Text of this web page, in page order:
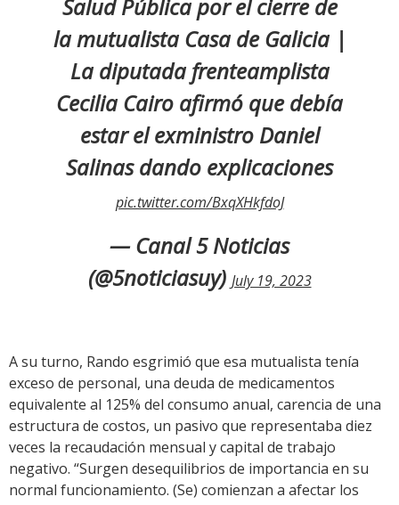
Salud Pública por el cierre de
la mutualista Casa de Galicia |
La diputada frenteamplista
Cecilia Cairo afirmó que debía
estar el exministro Daniel
Salinas dando explicaciones
pic.twitter.com/BxqXHkfdoJ
— Canal 5 Noticias
(@5noticiasuy) July 19, 2023
A su turno, Rando esgrimió que esa mutualista tenía
exceso de personal, una deuda de medicamentos
equivalente al 125% del consumo anual, carencia de una
estructura de costos, un pasivo que representaba diez
veces la recaudación mensual y capital de trabajo
negativo. “Surgen desequilibrios de importancia en su
normal funcionamiento. (Se) comienzan a afectar los